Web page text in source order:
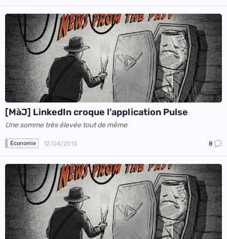
[MàJ] LinkedIn croque l’application Pulse
Une somme très élevée tout de même
Économie 12/04/2013 8